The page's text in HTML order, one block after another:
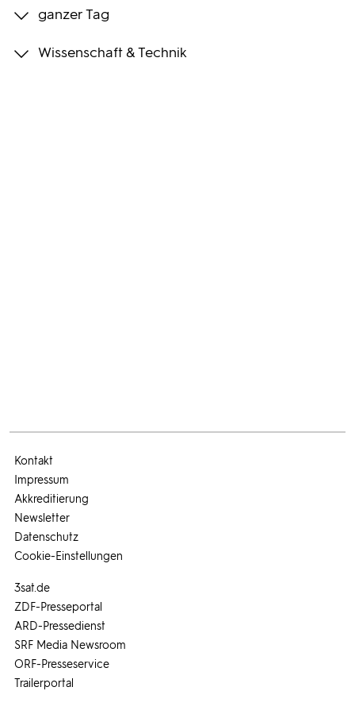
ganzer Tag
Wissenschaft & Technik
3sat.de
ZDF-Presseportal
ARD-Pressedienst
SRF Media Newsroom
ORF-Presseservice
Trailerportal
Kontakt
Impressum
Akkreditierung
Newsletter
Datenschutz
Cookie-Einstellungen